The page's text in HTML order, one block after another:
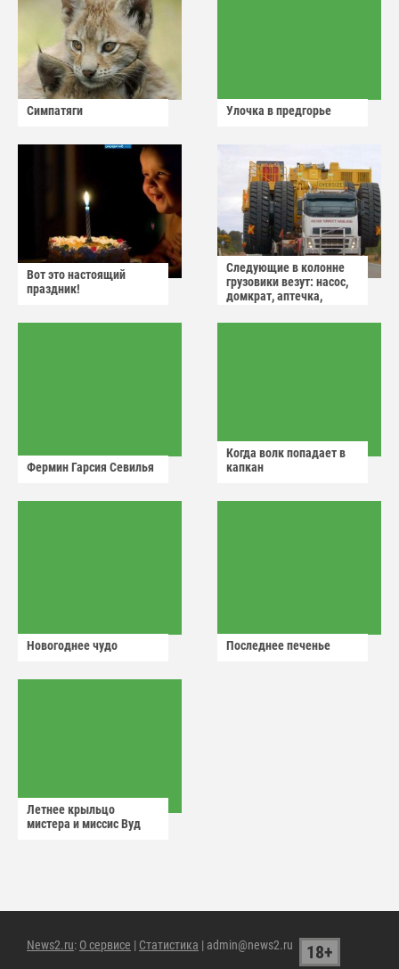
Симпатяги Улочка в предгорье
Вот это настоящий
праздник!
Следующие в колонне
грузовики везут: насос,
домкрат, аптечка,
Фермин Гарсия Севилья
Когда волк попадает в
капкан
Новогоднее чудо Последнее печенье
Летнее крыльцо
мистера и миссис Вуд
News2.ru: О сервисе | Статистика | admin@news2.ru 18+